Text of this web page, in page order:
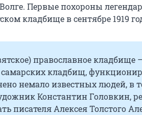
Первые похороны
кладбище в сентябре 1919
православное кладбище
кладбищ,
немало известных людей, в
Константин Головкин,
писателя Алексея Толстого